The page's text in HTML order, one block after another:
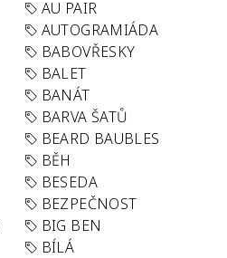
AU PAIR
AUTOGRAMIÁDA
BABOVŘESKY
BALET
BANÁT
BARVA ŠATŮ
BEARD BAUBLES
BĚH
BESEDA
BEZPEČNOST
BIG BEN
BÍLÁ